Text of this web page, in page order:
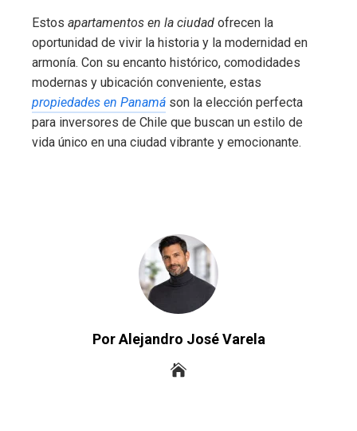
Estos apartamentos en la ciudad ofrecen la
oportunidad de vivir la historia y la modernidad en
armonía. Con su encanto histórico, comodidades
modernas y ubicación conveniente, estas
propiedades en Panamá son la elección perfecta
para inversores de Chile que buscan un estilo de
vida único en una ciudad vibrante y emocionante.
Por Alejandro José Varela